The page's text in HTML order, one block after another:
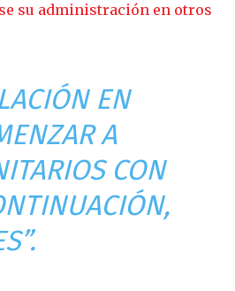
su administración en otros
EN
A
CON